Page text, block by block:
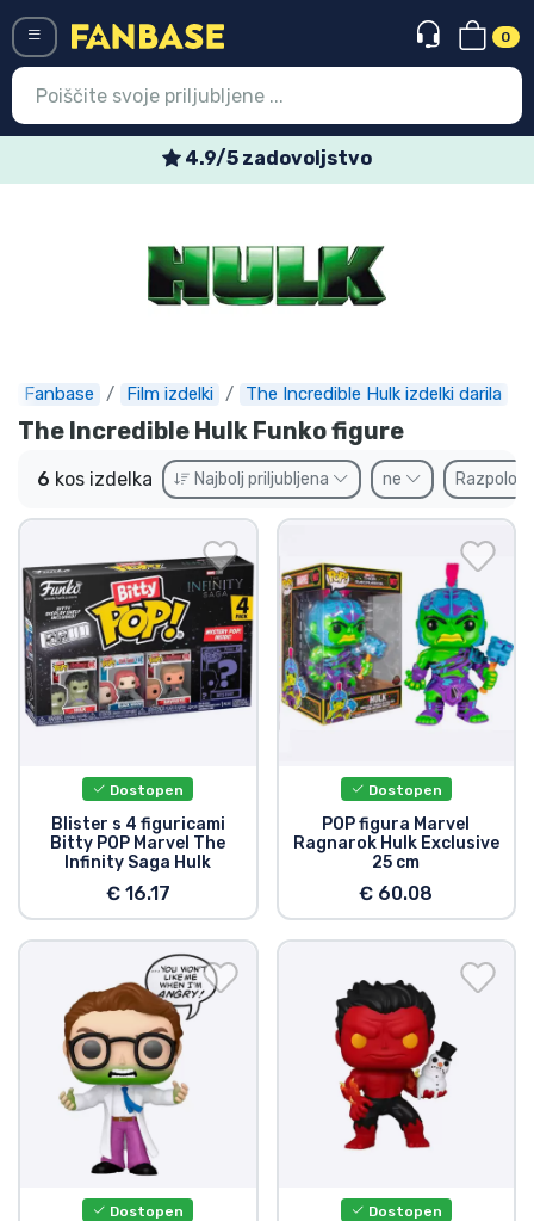
0
4.9/5 zadovoljstvo
Fanbase Film izdelki The Incredible Hulk izdelki darila
The Incredible Hulk Funko figure
6 kos izdelka Najbolj priljubljena ne
Dostopen
Blister s 4 figuricami
Bitty POP Marvel The
Infinity Saga Hulk
€ 16.17
Dostopen
POP figura Marvel
Ragnarok Hulk Exclusive
25 cm
€ 60.08
Dostopen Dostopen
Najnovejsi izdelki
Ekspresna dostava
Prednaročila
Outlet izdelki
Dostava in plačilo
Tv serijske izdelki
Filmske izdelki
Anime izdelki
Gamer izdelki
Športne izdelki
Glasbene izdelki
Vrste izdelkov
Blagovne znamke